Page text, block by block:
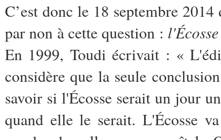
C’est donc le 18 septembre
par non à cette question :
En 1999, Toudi écrivait : «
considère que la seule
savoir si l'Écosse serait un jour
quand elle le serait. L'Écosse